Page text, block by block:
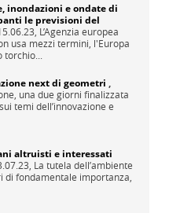
inondazioni e ondate di
le previsioni del
L’Agenzia europea
usa mezzi termini, l'Europa
next di geometri ,
una due giorni finalizzata
temi dell’innovazione e
altruisti e interessati
La tutela dell’ambiente
di fondamentale importanza,